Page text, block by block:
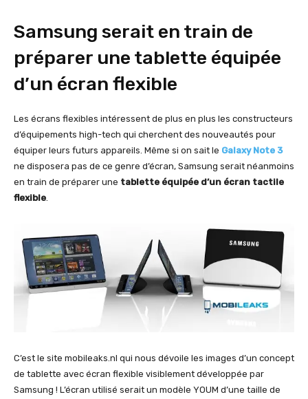
Samsung serait en train de
préparer une tablette équipée
d’un écran flexible
Les écrans flexibles intéressent de plus en plus les constructeurs
d’équipements high-tech qui cherchent des nouveautés pour
équiper leurs futurs appareils. Même si on sait le Galaxy Note 3
ne disposera pas de ce genre d’écran, Samsung serait néanmoins
en train de préparer une tablette équipée d’un écran tactile
flexible
C’est le site mobileaks.nl qui nous dévoile les images d’un concept
de tablette avec écran flexible visiblement développée par
Samsung ! L’écran utilisé serait un modèle YOUM d’une taille de